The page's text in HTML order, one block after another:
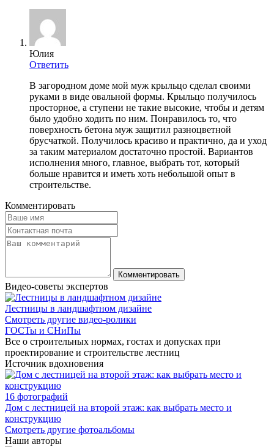
Юлия
Ответить
В загородном доме мой муж крыльцо сделал своими
руками в виде овальной формы. Крыльцо получилось
просторное, а ступени не такие высокие, чтобы и детям
было удобно ходить по ним. Понравилось то, что
поверхность бетона муж защитил разноцветной
брусчаткой. Получилось красиво и практично, да и уход
за таким материалом достаточно простой. Вариантов
исполнения много, главное, выбрать тот, который
больше нравится и иметь хоть небольшой опыт в
строительстве.
Комментировать
Видео-советы экспертов
Лестницы в ландшафтном дизайне
Смотреть другие видео-ролики
ГОСТы и СНиПы
Все о строительных нормах, гостах и допусках при
проектирование и строительстве лестниц
Источник вдохновения
16 фотографий
Дом с лестницей на второй этаж: как выбрать место и
конструкцию
Смотреть другие фотоальбомы
Наши авторы